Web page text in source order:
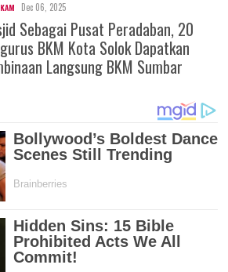
Dec 06, 2025
Sebagai Pusat Peradaban, 20
BKM Kota Solok Dapatkan
Langsung BKM Sumbar